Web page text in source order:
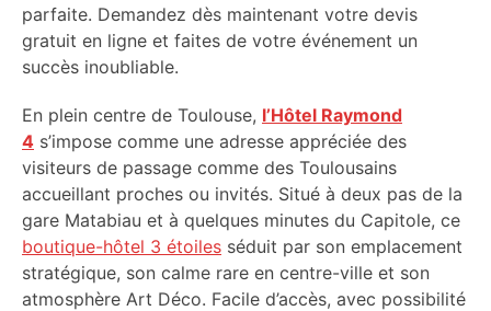
parfaite. Demandez dès maintenant votre devis
gratuit en ligne et faites de votre événement un
succès inoubliable.
En plein centre de Toulouse, l’Hôtel Raymond
4 s’impose comme une adresse appréciée des
visiteurs de passage comme des Toulousains
accueillant proches ou invités. Situé à deux pas de la
gare Matabiau et à quelques minutes du Capitole, ce
boutique-hôtel 3 étoiles séduit par son emplacement
stratégique, son calme rare en centre-ville et son
atmosphère Art Déco. Facile d’accès, avec possibilité